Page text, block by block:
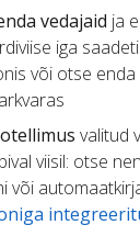
vedajaid ja
iga
või otse
valitud
viisil: otse
või